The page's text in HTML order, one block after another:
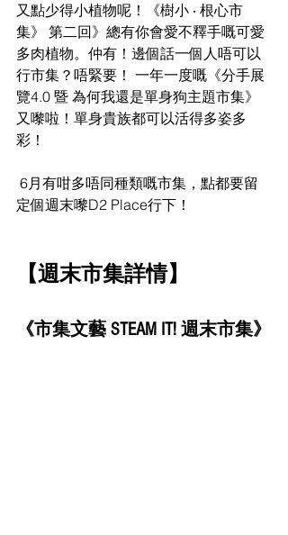
又點少得小植物呢！《樹小 ‧ 根心市
集》 第二回》總有你會愛不釋手嘅可愛
多肉植物。仲有！邊個話一個人唔可以
行市集？唔緊要！ 一年一度嘅《分手展
覽4.0 暨 為何我還是單身狗主題市集》
又嚟啦！單身貴族都可以活得多姿多
彩！
定個週末嚟D2 Place行下！
【週末市集詳情】
《市集文藝 STEAM IT! 週末市集》